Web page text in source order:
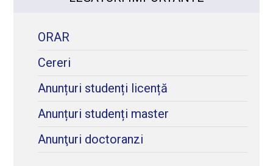
ORAR
Cereri
Anunțuri studenți licență
Anunțuri studenți master
Anunţuri doctoranzi